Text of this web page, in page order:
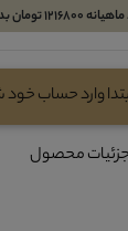
وارد حساب خود
محصول